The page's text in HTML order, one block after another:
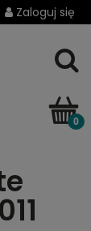
Zaloguj się